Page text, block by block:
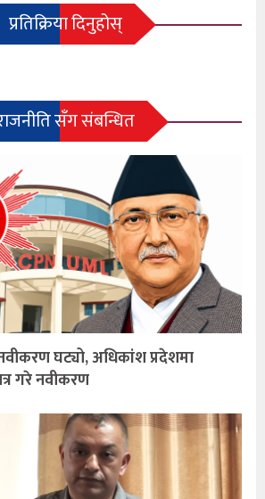
प्रतिक्रिया दिनुहोस्
सँग संबन्धित
घट्यो, अधिकांश प्रदेशमा
गरे नवीकरण